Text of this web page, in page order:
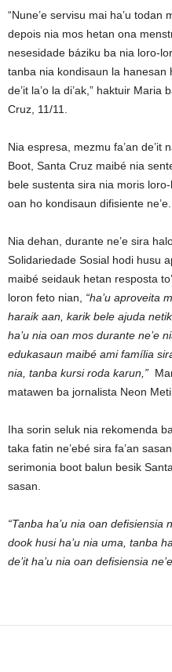
“Nune’e servisu mai ha’u
depois nia mos hetan ona
nesesidade báziku ba nia loro-
tanba nia kondisaun la hanesan
de’it la’o la di’ak,” haktuir
Cruz, 11/11.
Nia espresa, mezmu fa’an de’it
Boot, Santa Cruz maibé nia
bele sustenta sira nia moris
oan ho kondisaun difisiente ne’e.
Nia dehan, durante ne’e sira
Solidariedade Sosial hodi husu
maibé seidauk hetan resposta
loron feto nian, “ha’u aproveita
haraik aan, karik bele ajuda
ha’u nia oan mos durante ne’e
edukasaun maibé ami família
nia, tanba kursi roda karun,”
matawen ba jornalista Neon
Iha sorin seluk nia rekomenda
taka fatin ne’ebé sira fa’an
serimonia boot balun besik
sasan.
“Tanba ha’u nia oan defisiensia
dook husi ha’u nia uma, tanba
de’it ha’u nia oan defisiensia